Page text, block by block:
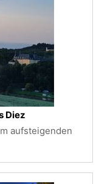
Diez
aufsteigenden